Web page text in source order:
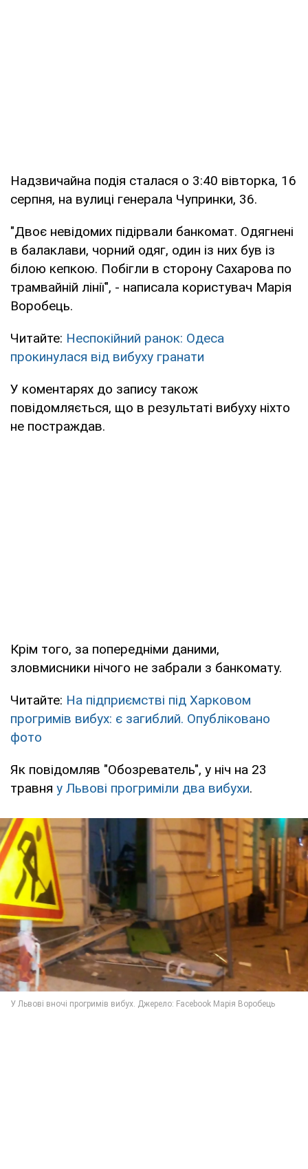
Надзвичайна подія сталася о 3:40 вівторка, 16
серпня, на вулиці генерала Чупринки, 36.
"Двоє невідомих підірвали банкомат. Одягнені
в балаклави, чорний одяг, один із них був із
білою кепкою. Побігли в сторону Сахарова по
трамвайній лінії", - написала користувач Марія
Воробець.
Читайте: Неспокійний ранок: Одеса
прокинулася від вибуху гранати
У коментарях до запису також
повідомляється, що в результаті вибуху ніхто
не постраждав.
Крім того, за попередніми даними,
зловмисники нічого не забрали з банкомату.
Читайте: На підприємстві під Харковом
прогримів вибух: є загиблий. Опубліковано
фото
Як повідомляв "Обозреватель", у ніч на 23
травня у Львові прогриміли два вибухи.